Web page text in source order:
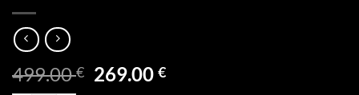
499.00€ Ursprünglicher
269.00€Aktueller